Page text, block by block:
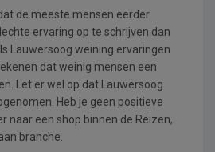
de meeste mensen eerder
ervaring op te schrijven dan
Lauwersoog weining ervaringen
dat weinig mensen een
Let er wel op dat Lauwersoog
Heb je geen positieve
naar een shop binnen de Reizen,
branche.